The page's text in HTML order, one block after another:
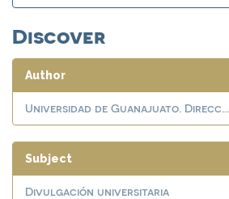
Discover
Author
Universidad de Guanajuato. Direcc...
Subject
Divulgación universitaria